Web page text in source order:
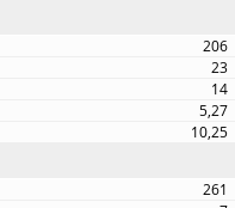
206
23
14
5,27
10,25
261